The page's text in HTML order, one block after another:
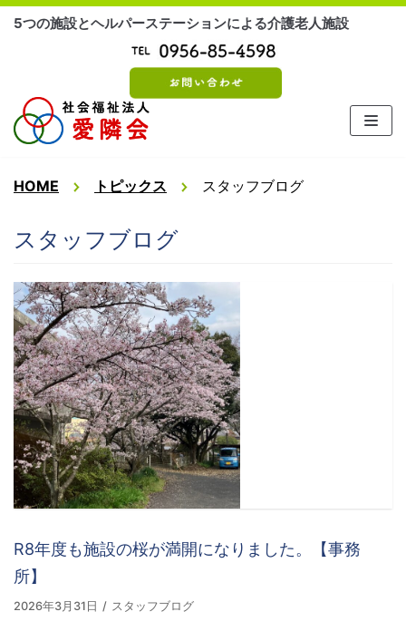
コ
ツ
に
ス
ッ
5つの施設とヘルパーステーションによる介護老人施設
HOME トピックス スタッフブログ
スタッフブログ
R8年度も施設の桜が満開になりました。【事務
所】
2026年3月31日 スタッフブログ